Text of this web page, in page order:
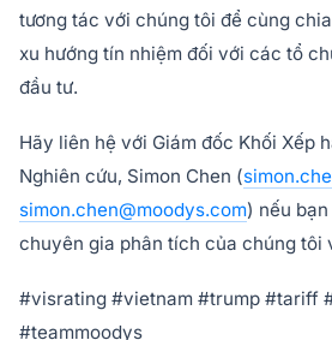
tương tác với chúng tôi để cùng
xu hướng tín nhiệm đối với các tổ
đầu tư.
Hãy liên hệ với Giám đốc Khối Xếp
Nghiên cứu, Simon Chen (
simon.chen@moodys.com) nếu
chuyên gia phân tích của chúng tôi
#visrating #vietnam #trump #tariff
#teammoodys